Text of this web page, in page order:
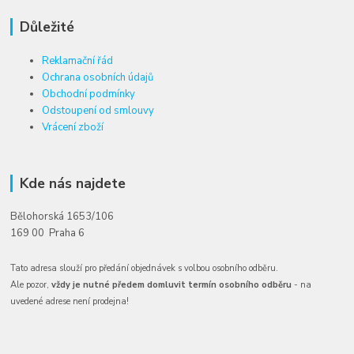
Důležité
Reklamační řád
Ochrana osobních údajů
Obchodní podmínky
Odstoupení od smlouvy
Vrácení zboží
Kde nás najdete
Bělohorská 1653/106
169 00 Praha 6
Tato adresa slouží pro předání objednávek s volbou osobního odběru.
Ale pozor,vždy je nutné předem domluvit termín osobního odběru - na
uvedené adrese není prodejna!